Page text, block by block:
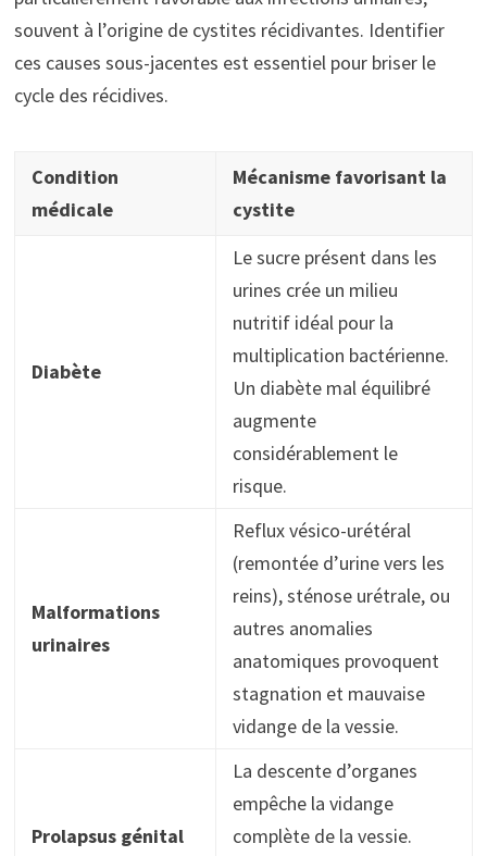
souvent à l’origine de cystites récidivantes. Identifier
ces causes sous-jacentes est essentiel pour briser le
cycle des récidives.
Condition
médicale
Mécanisme favorisant la
cystite
Diabète
Le sucre présent dans les
urines crée un milieu
nutritif idéal pour la
multiplication bactérienne.
Un diabète mal équilibré
augmente
considérablement le
risque.
Malformations
urinaires
Reflux vésico-urétéral
(remontée d’urine vers les
reins), sténose urétrale, ou
autres anomalies
anatomiques provoquent
stagnation et mauvaise
vidange de la vessie.
Prolapsus génital
La descente d’organes
empêche la vidange
complète de la vessie.